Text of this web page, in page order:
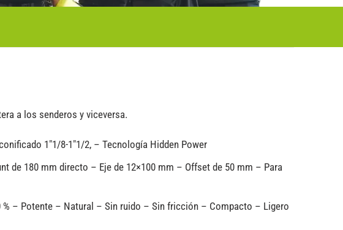
a los senderos y viceversa.
1″1/8-1″1/2, – Tecnología Hidden Power
de 180 mm directo – Eje de 12×100 mm – Offset de 50 mm – Para
– Potente – Natural – Sin ruido – Sin fricción – Compacto – Ligero